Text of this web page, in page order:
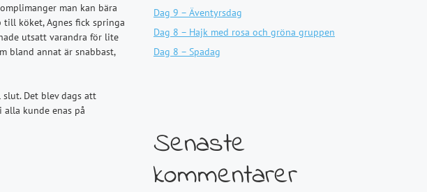
man kan bära
köket, Agnes fick springa
utsatt varandra för lite
bland annat är snabbast,
Det blev dags att
kunde enas på
Dag 9 – Äventyrsdag
Dag 8 – Hajk med rosa och gröna gruppen
Dag 8 – Spadag
Senaste
kommentarer